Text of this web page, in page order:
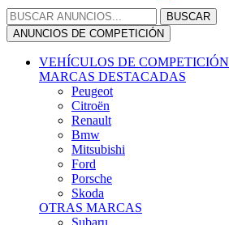
BUSCAR
ANUNCIOS DE COMPETICIÓN
VEHÍCULOS DE COMPETICIÓN
MARCAS DESTACADAS
Peugeot
Citroën
Renault
Bmw
Mitsubishi
Ford
Porsche
Skoda
OTRAS MARCAS
Subaru